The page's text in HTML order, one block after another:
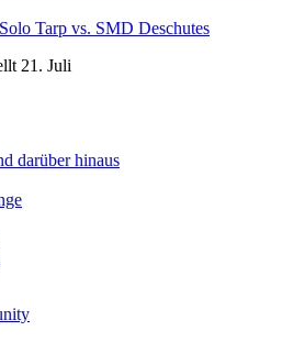
Tarp vs. SMD Deschutes
21. Juli
darüber hinaus